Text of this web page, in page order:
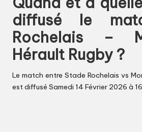
diffusé le
Rochelais –
Hérault Rugby ?
Le match entre Stade Rochelais vs
est diffusé Samedi 14 Février 2026 à